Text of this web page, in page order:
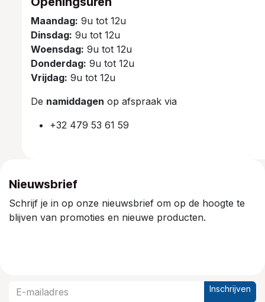
Maandag: 9u tot 12u
Dinsdag: 9u tot 12u
Woensdag: 9u tot 12u
Donderdag: 9u tot 12u
Vrijdag: 9u tot 12u
De namiddagen op afspraak via
+32 479 53 61 59
Nieuwsbrief
Schrijf je in op onze nieuwsbrief om op de hoogte te
blijven van promoties en nieuwe producten.
Inschrijven